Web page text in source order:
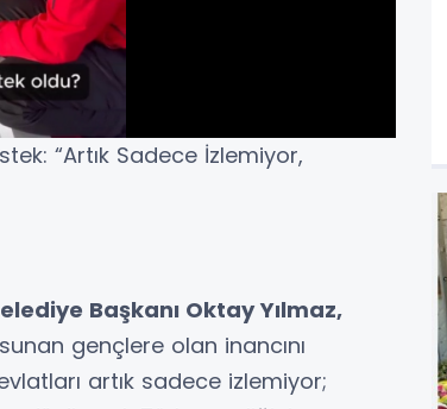
“Artık Sadece İzlemiyor,
Başkanı Oktay Yılmaz,
gençlere olan inancını
artık sadece izlemiyor;